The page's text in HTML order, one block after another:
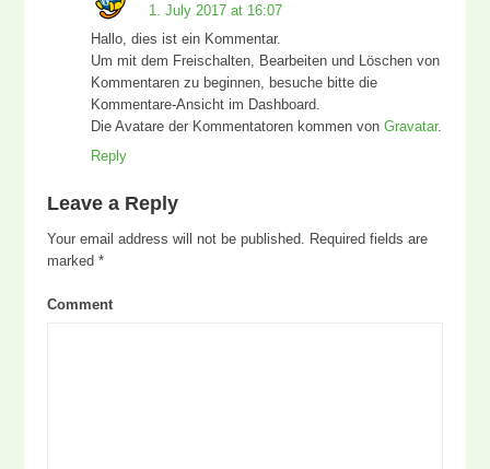
1. July 2017 at 16:07
Hallo, dies ist ein Kommentar.
Um mit dem Freischalten, Bearbeiten und Löschen von
Kommentaren zu beginnen, besuche bitte die
Kommentare-Ansicht im Dashboard.
Die Avatare der Kommentatoren kommen von Gravatar.
Reply
Leave a Reply
Your email address will not be published. Required fields are
marked *
Comment